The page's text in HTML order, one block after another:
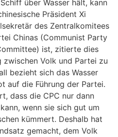
über Wasser hält, kann
Präsident Xi
des Zentralkomitees
Chinas (Communist Party
ist, zitierte dies
zwischen Volk und Partei zu
bezieht sich das Wasser
auf die Führung der Partei.
dass die CPC nur dann
wenn sie sich gut um
kümmert. Deshalb hat
gemacht, dem Volk